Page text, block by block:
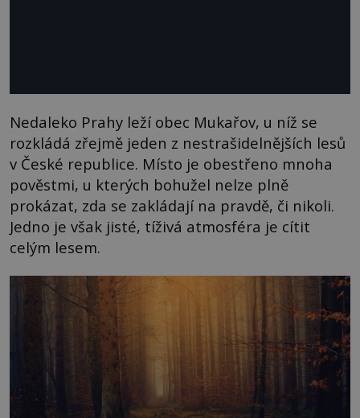
Nedaleko Prahy leží obec Mukařov, u níž se
rozkládá zřejmě jeden z nestrašidelnějších lesů
v České republice. Místo je obestřeno mnoha
pověstmi, u kterých bohužel nelze plně
prokázat, zda se zakládají na pravdě, či nikoli.
Jedno je však jisté, tíživá atmosféra je cítit
celým lesem.